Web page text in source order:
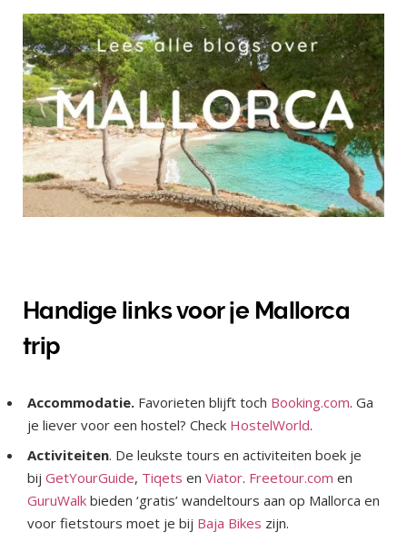
Handige links voor je Mallorca
trip
Accommodatie. Favorieten blijft toch Booking.com. Ga
je liever voor een hostel? Check HostelWorld.
Activiteiten. De leukste tours en activiteiten boek je
bij GetYourGuide, Tiqets en Viator. Freetour.com en
GuruWalk bieden ‘gratis’ wandeltours aan op Mallorca en
voor fietstours moet je bij Baja Bikes zijn.